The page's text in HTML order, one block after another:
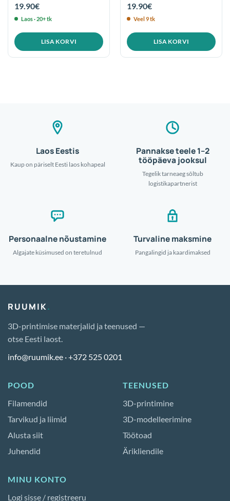
19.90€
Laos · 20+ tk
LISA KORVI
19.90€
Veel 9 tk
LISA KORVI
Laos Eestis
Kaup on päriselt Eesti laos kohapeal
Pannakse teele 1–2
tööpäeva jooksul
Tegelik tarneaeg sõltub
logistikapartnerist
Personaalne nõustamine
Algajate küsimused on teretulnud
Turvaline maksmine
Pangalingid ja kaardimaksed
RUUMIK.
3D-printimise materjalid ja teenused —
otse Eesti laost.
info@ruumik.ee ·+372 525 0201
POOD
Filamendid
Tarvikud ja liimid
Alusta siit
Juhendid
TEENUSED
3D-printimine
3D-modelleerimine
Töötoad
Ärikliendile
MINU KONTO
Logi sisse / registreeru